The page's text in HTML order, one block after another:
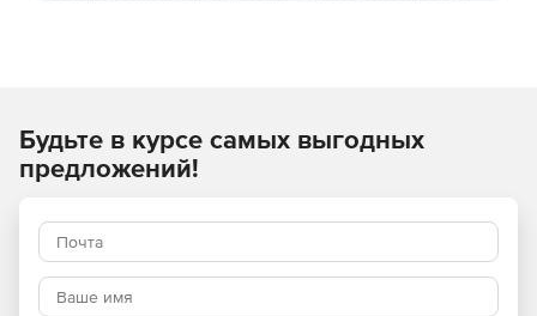
платформе iOS) резервированием множества серверов и
восстановления системы по запросу конечных
пользователей. Поставка Retrospect for Windows
клиентов – организациям не нужно специально выделять
сотрудников для управления данным решением.
Будьте в курсе самых выгодных
предложений!